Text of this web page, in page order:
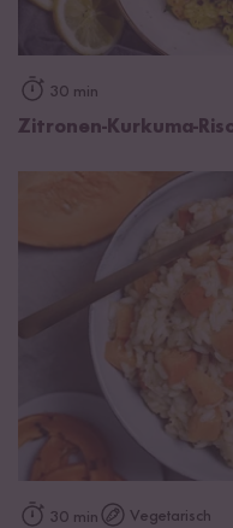
30 min
Zitronen-Kurkuma-
30 min Vegetarisch